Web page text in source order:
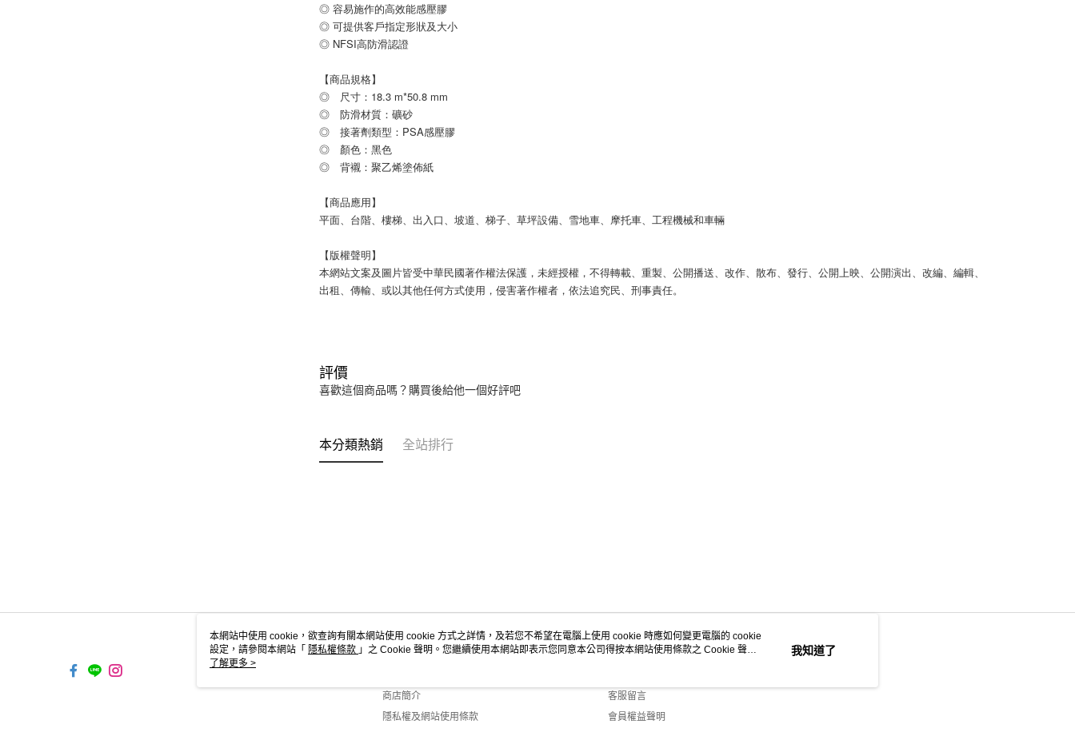
◎ 容易施作的高效能感壓膠
◎ 可提供客戶指定形狀及大小
◎ NFSI高防滑認證
【商品規格】
◎ 尺寸：18.3 m*50.8 mm
◎ 防滑材質：礦砂
◎ 接著劑類型：PSA感壓膠
◎ 顏色：黑色
◎ 背襯：聚乙烯塗佈紙
【商品應用】
平面、台階、樓梯、出入口、坡道、梯子、草坪設備、雪地車、摩托車、工程機械和車輛
【版權聲明】
本網站文案及圖片皆受中華民國著作權法保護，未經授權，不得轉載、重製、公開播送、改作、散布、發行、公開上映、公開演出、改編、編輯、
出租、傳輸、或以其他任何方式使用，侵害著作權者，依法追究民、刑事責任。
評價
喜歡這個商品嗎？購買後給他一個好評吧
本分類熱銷 全站排行
關於我們
商店簡介
隱私權及網站使用條款
客服資訊
客服留言
會員權益聲明
本網站中使用 cookie，欲查詢有關本網站使用 cookie 方式之詳情，及若您不希望在電腦上使用 cookie 時應如何變更電腦的 cookie
設定，請參閱本網站「 隱私權條款 」之 Cookie 聲明。您繼續使用本網站即表示您同意本公司得按本網站使用條款之 Cookie 聲明
使用 cookie。
了解更多 >
我知道了